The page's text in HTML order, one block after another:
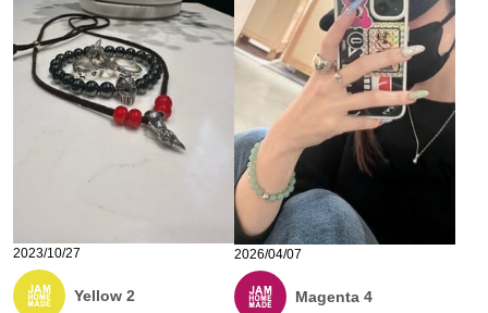
2023/10/27
Yellow 2
2026/04/07
Magenta 4